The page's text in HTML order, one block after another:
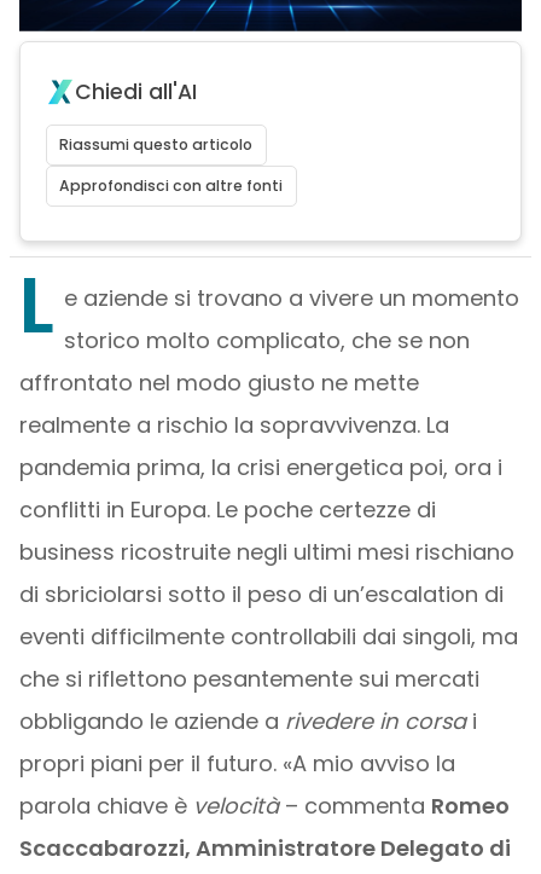
Chiedi all'AI
Riassumi questo articolo
Approfondisci con altre fonti
L e aziende si trovano a vivere un momento
storico molto complicato, che se non
affrontato nel modo giusto ne mette
realmente a rischio la sopravvivenza. La
pandemia prima, la crisi energetica poi, ora i
conflitti in Europa. Le poche certezze di
business ricostruite negli ultimi mesi rischiano
di sbriciolarsi sotto il peso di un’escalation di
eventi difficilmente controllabili dai singoli, ma
che si riflettono pesantemente sui mercati
obbligando le aziende a rivedere in corsai
propri piani per il futuro. «A mio avviso la
parola chiave è velocità – commenta Romeo
Scaccabarozzi, Amministratore Delegato di